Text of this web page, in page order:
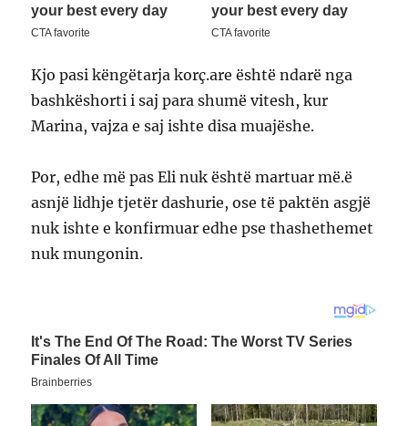
Kjo pasi këngëtarja korç.are është ndarë nga
bashkëshorti i saj para shumë vitesh, kur
Marina, vajza e saj ishte disa muajëshe.
Por, edhe më pas Eli nuk është martuar më.ë
asnjë lidhje tjetër dashurie, ose të paktën asgjë
nuk ishte e konfirmuar edhe pse thashethemet
nuk mungonin.